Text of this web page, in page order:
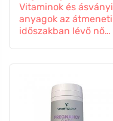
Vitaminok és ásványi
anyagok az átmeneti
időszakban lévő nők